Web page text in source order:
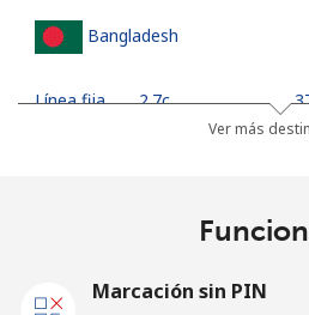
Bangladesh
Línea fija ⁦2.7c⁩
Línea fija ⁦29.9c⁩
Ver más
Marcación sin PIN